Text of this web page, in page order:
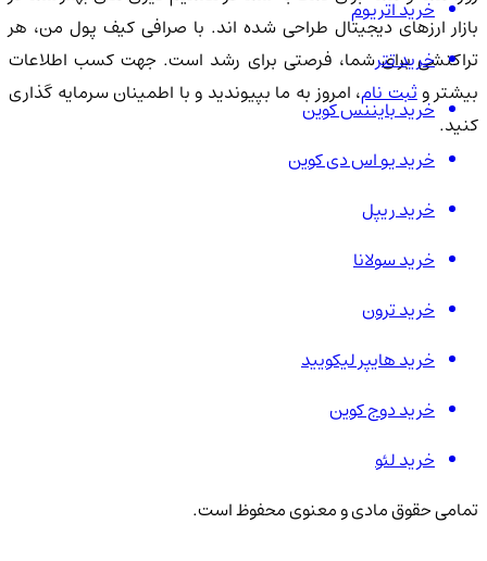
بازار ارزهای دیجیتال طراحی شده اند. با صرافی کیف پول من، هر
تراکنشی برای شما، فرصتی برای رشد است. جهت کسب اطلاعات
بیشتر وثبت نام، امروز به ما بپیوندید و با اطمینان سرمایه گذاری
کنید.
خرید اتریوم
خرید تتر
خرید بایننس کوین
خرید یو اس دی کوین
خرید ریپل
خرید سولانا
خرید ترون
خرید هایپر لیکویید
خرید دوج کوین
خرید لئو
تمامی حقوق مادی و معنوی محفوظ است.